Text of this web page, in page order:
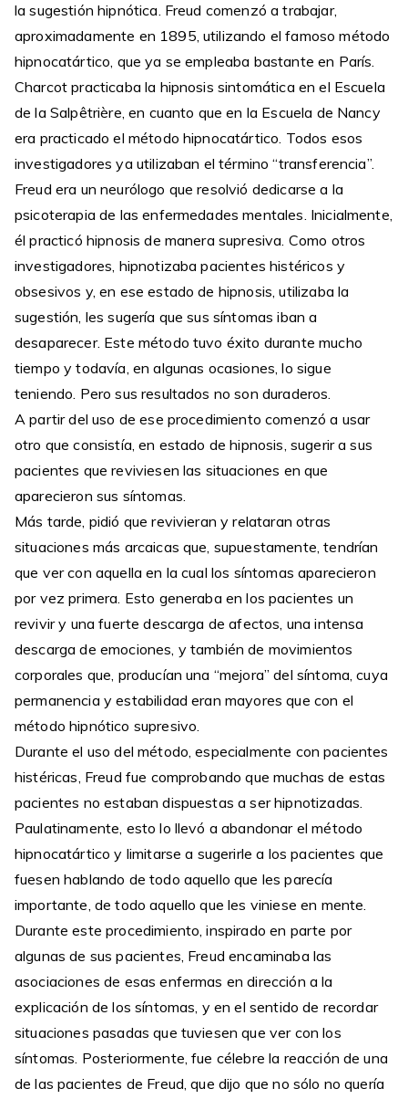
la sugestión hipnótica. Freud comenzó a trabajar,
aproximadamente en 1895, utilizando el famoso método
hipnocatártico, que ya se empleaba bastante en París.
Charcot practicaba la hipnosis sintomática en el Escuela
de la Salpêtrière, en cuanto que en la Escuela de Nancy
era practicado el método hipnocatártico. Todos esos
investigadores ya utilizaban el término “transferencia”.
Freud era un neurólogo que resolvió dedicarse a la
psicoterapia de las enfermedades mentales. Inicialmente,
él practicó hipnosis de manera supresiva. Como otros
investigadores, hipnotizaba pacientes histéricos y
obsesivos y, en ese estado de hipnosis, utilizaba la
sugestión, les sugería que sus síntomas iban a
desaparecer. Este método tuvo éxito durante mucho
tiempo y todavía, en algunas ocasiones, lo sigue
teniendo. Pero sus resultados no son duraderos.
A partir del uso de ese procedimiento comenzó a usar
otro que consistía, en estado de hipnosis, sugerir a sus
pacientes que reviviesen las situaciones en que
aparecieron sus síntomas.
Más tarde, pidió que revivieran y relataran otras
situaciones más arcaicas que, supuestamente, tendrían
que ver con aquella en la cual los síntomas aparecieron
por vez primera. Esto generaba en los pacientes un
revivir y una fuerte descarga de afectos, una intensa
descarga de emociones, y también de movimientos
corporales que, producían una “mejora” del síntoma, cuya
permanencia y estabilidad eran mayores que con el
método hipnótico supresivo.
Durante el uso del método, especialmente con pacientes
histéricas, Freud fue comprobando que muchas de estas
pacientes no estaban dispuestas a ser hipnotizadas.
Paulatinamente, esto lo llevó a abandonar el método
hipnocatártico y limitarse a sugerirle a los pacientes que
fuesen hablando de todo aquello que les parecía
importante, de todo aquello que les viniese en mente.
Durante este procedimiento, inspirado en parte por
algunas de sus pacientes, Freud encaminaba las
asociaciones de esas enfermas en dirección a la
explicación de los síntomas, y en el sentido de recordar
situaciones pasadas que tuviesen que ver con los
síntomas. Posteriormente, fue célebre la reacción de una
de las pacientes de Freud, que dijo que no sólo no quería